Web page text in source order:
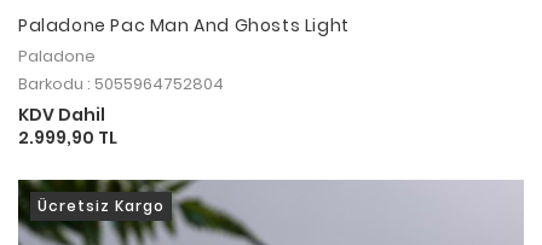
Paladone Pac Man And Ghosts Light
Paladone
Barkodu : 5055964752804
KDV Dahil
2.999,90 TL
Ücretsiz Kargo